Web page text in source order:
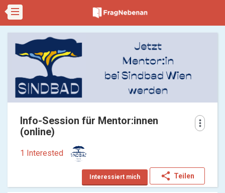
Info-Session für Mentor:innen
(online)
1 Interested
Interessiert mich share Teilen
more_vert